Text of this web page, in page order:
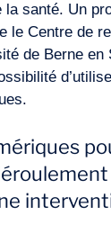
la santé. Un
le Centre de
de Berne en